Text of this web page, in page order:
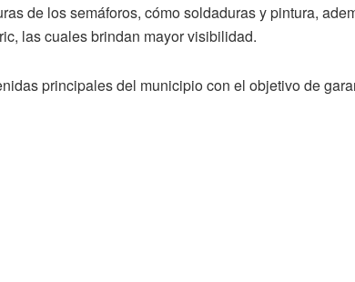
de los semáforos, cómo soldaduras y pintura,
las cuales brindan mayor visibilidad.
principales del municipio con el objetivo de